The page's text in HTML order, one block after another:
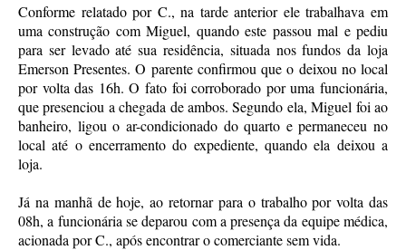
Conforme relatado por C., na tarde anterior ele trabalhava em
uma construção com Miguel, quando este passou mal e pediu
para ser levado até sua residência, situada nos fundos da loja
Emerson Presentes. O parente confirmou que o deixou no local
por volta das 16h. O fato foi corroborado por uma funcionária,
que presenciou a chegada de ambos. Segundo ela, Miguel foi ao
banheiro, ligou o ar-condicionado do quarto e permaneceu no
local até o encerramento do expediente, quando ela deixou a
loja.
Já na manhã de hoje, ao retornar para o trabalho por volta das
08h, a funcionária se deparou com a presença da equipe médica,
acionada por C., após encontrar o comerciante sem vida.